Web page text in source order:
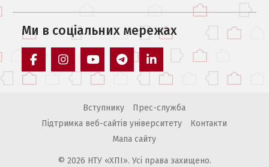
Ми в соцiальних мережах
facebook instagramyoutube telegram linkedin
Вступнику
Прес-служба
Підтримка веб-сайтів університету
Контакти
Мапа сайту
© 2026 НТУ «ХПІ». Усі права захищено.